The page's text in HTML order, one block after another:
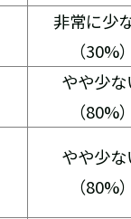
非常に少
（30%
やや少な
（80%
やや少な
（80%